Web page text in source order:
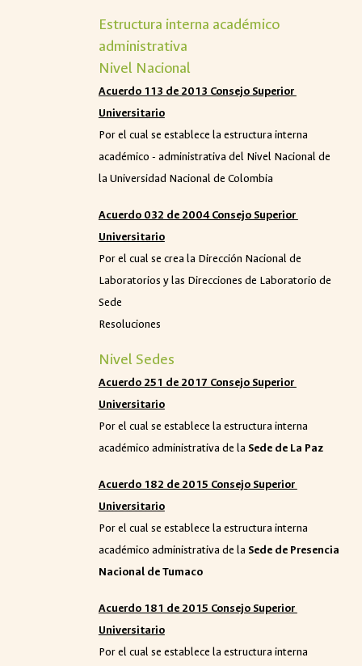
Estructura interna académico
administrativa
Nivel Nacional
Acuerdo 113 de 2013 Consejo Superior
Universitario
Por el cual se establece la estructura interna
académico - administrativa del Nivel Nacional de
la Universidad Nacional de Colombia
Acuerdo 032 de 2004 Consejo Superior
Universitario
Por el cual se crea la Dirección Nacional de
Laboratorios y las Direcciones de Laboratorio de
Sede
Resoluciones
Nivel Sedes
Acuerdo 251 de 2017 Consejo Superior
Universitario
Por el cual se establece la estructura interna
académico administrativa de la Sede de La Paz
Acuerdo 182 de 2015 Consejo Superior
Universitario
Por el cual se establece la estructura interna
académico administrativa de la Sede de Presencia
Nacional de Tumaco
Acuerdo 181 de 2015 Consejo Superior
Universitario
Por el cual se establece la estructura interna